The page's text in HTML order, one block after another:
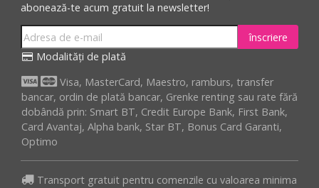
abonează-te acum gratuit la newsletter!
înscriere
Modalități de plată
Visa, MasterCard, Maestro, ramburs, transfer
bancar, ordin de plată bancar, Grenke renting sau rate fără
dobândă prin: Smart BT, Credit Europe Bank, First Bank,
Card Avantaj, Alpha bank, Star BT, Bonus Card Garanti,
Optimo
Transport gratuit pentru comenzile cu valoarea minima